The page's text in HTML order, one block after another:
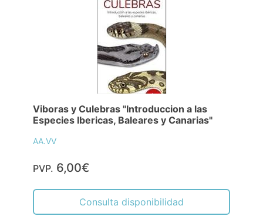
Viboras y Culebras "Introduccion a las
Especies Ibericas, Baleares y Canarias"
AA.VV
PVP. 6,00€
Consulta disponibilidad